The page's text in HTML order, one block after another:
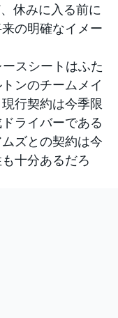
休みに入る前に
の明確なイメー
スシートはふた
ンのチームメイ
行契約は今季限
ライバーである
ズとの契約は今
十分あるだろ